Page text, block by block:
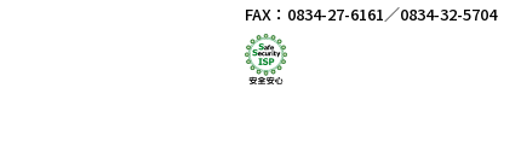
FAX：0834-27-6161／0834-32-5704